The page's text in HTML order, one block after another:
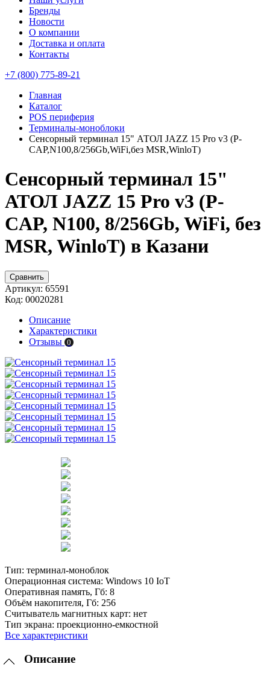
Бренды
Новости
О компании
Доставка и оплата
Контакты
+7 (800) 775-89-21
Главная
Каталог
POS периферия
Терминалы-моноблоки
Сенсорный терминал 15" АТОЛ JAZZ 15 Pro v3 (P-
CAP,N100,8/256Gb,WiFi,без MSR,WinloT)
Сенсорный терминал 15"
АТОЛ JAZZ 15 Pro v3 (P-
CAP, N100, 8/256Gb, WiFi, без
MSR, WinloT) в Казани
Сравнить
Артикул: 65591
Код: 00020281
Описание
Характеристики
Отзывы 0
Тип: терминал-моноблок
Операционная система: Windows 10 IoT
Оперативная память, Гб: 8
Объём накопителя, Гб: 256
Считыватель магнитных карт: нет
Тип экрана: проекционно-емкостной
Все характеристики
Описание